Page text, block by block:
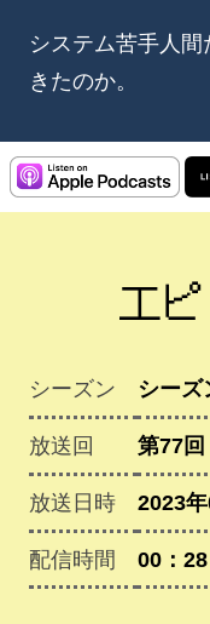
システム苦手人
きたのか。
エ
シーズン シーズ
放送回 第77回
放送日時 2023
配信時間 00：